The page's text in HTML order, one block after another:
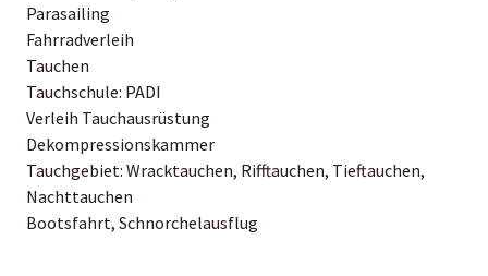
Parasailing
Fahrradverleih
Tauchen
Tauchschule: PADI
Verleih Tauchausrüstung
Dekompressionskammer
Tauchgebiet: Wracktauchen, Rifftauchen, Tieftauchen,
Nachttauchen
Bootsfahrt, Schnorchelausflug